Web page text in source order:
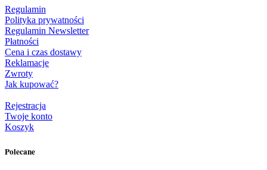
Regulamin
Polityka prywatności
Regulamin Newsletter
Płatności
Cena i czas dostawy
Reklamacje
Zwroty
Jak kupować?
Rejestracja
Twoje konto
Koszyk
Polecane